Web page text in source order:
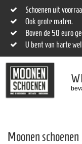
Schoenen uit
Ook grote maten.
Boven de 50 euro
U bent van harte
Moonen schoenen